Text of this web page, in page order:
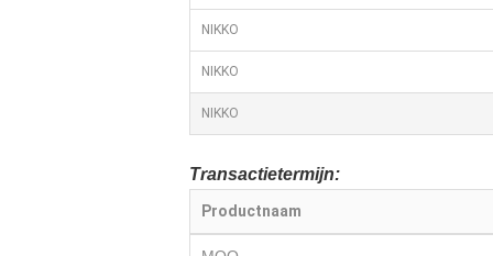
NIKKO
NIKKO
NIKKO
Transactietermijn:
Productnaam